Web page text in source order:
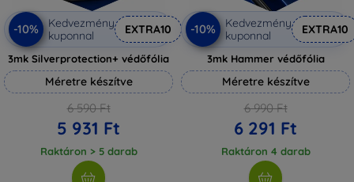
-10%
Kedvezmény
kuponnal
EXTRA10
3mk Silverprotection+ védőfólia
Méretre készítve
6 590 Ft
5 931 Ft
Raktáron > 5 darab
-10%
Kedvezmény
kuponnal
EXTRA10
3mk Hammer védőfólia
Méretre készítve
6 990 Ft
6 291 Ft
Raktáron 4 darab